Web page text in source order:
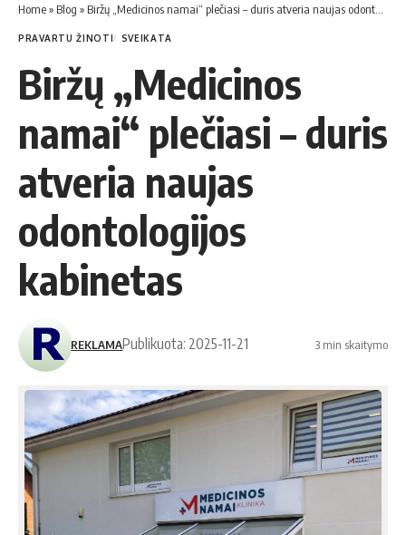
Home» Blog » Biržų „Medicinos namai“ plečiasi – duris atveria naujas odontologijos kabinetas
PRAVARTU ŽINOTI SVEIKATA
Biržų „Medicinos
namai“ plečiasi – duris
atveria naujas
odontologijos
kabinetas
REKLAMAPublikuota: 2025-11-21 3 min skaitymo